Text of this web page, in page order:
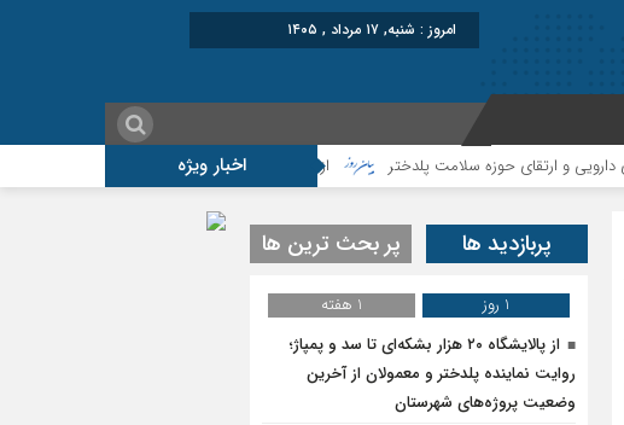
امروز : شنبه, ۱۷ مرداد , ۱۴۰۵
اخبار ویژه از پالایشگاه ۲۰ هزار بشکه‌ای تا سد و پمپاژ؛روایت نماینده پلدختر و معمولان از آخرین وضعیت پروژه‌های شهرستان
پربازدید ها پر بحث ترین ها
1 روز
1 هفته
از پالایشگاه ۲۰ هزار بشکه‌ای تا سد و پمپاژ؛
روایت نماینده پلدختر و معمولان از آخرین
وضعیت پروژه‌های شهرستان